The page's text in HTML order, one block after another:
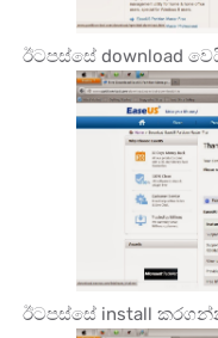
ඊටපස්සේ download
ඊටපස්සේ install